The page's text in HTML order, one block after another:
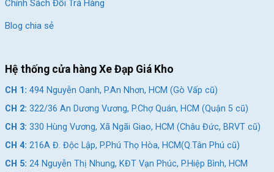
Chính Sách Đổi Trả Hàng
Blog chia sẻ
Hệ thống cửa hàng Xe Đạp Giá Kho
CH 1: 494 Nguyễn Oanh, P.An Nhơn, HCM (Gò Vấp cũ)
CH 2: 322/36 An Dương Vương, P.Chợ Quán, HCM (Quận 5 cũ)
CH 3: 330 Hùng Vương, Xã Ngãi Giao, HCM (Châu Đức, BRVT cũ)
CH 4: 216A Đ. Độc Lập, P.Phú Thọ Hòa, HCM(Q.Tân Phú cũ)
CH 5: 24 Nguyễn Thị Nhung, KĐT Vạn Phúc, P.Hiệp Bình, HCM